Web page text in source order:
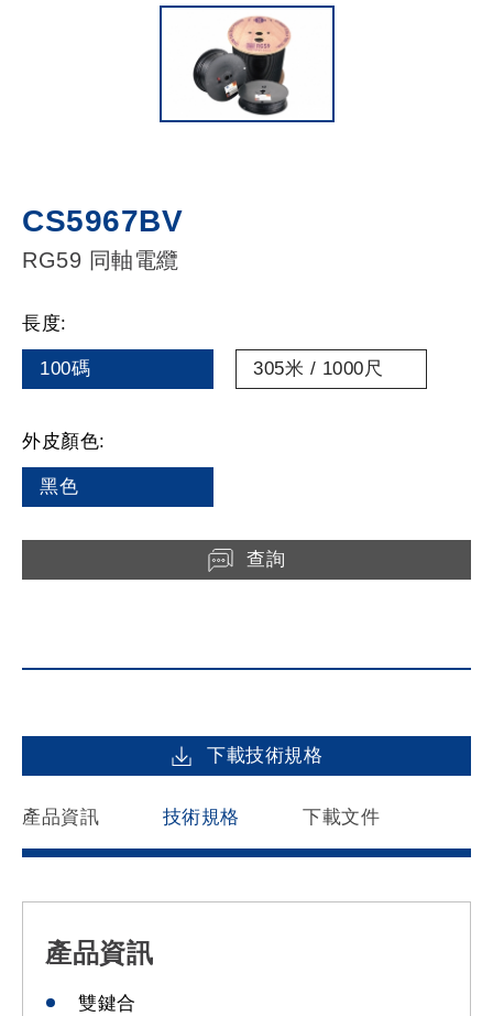
CS5967BV
RG59 同軸電纜
長度:
100碼 305米 / 1000尺
外皮顏色:
黑色
查詢
下載技術規格
產品資訊 技術規格 下載文件
產品資訊
雙鍵合